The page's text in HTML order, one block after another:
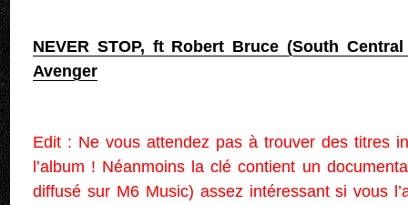
NEVER STOP, ft Robert Bruce (South
Avenger
Edit : Ne vous attendez pas à trouver des titres
l’album ! Néanmoins la clé contient un
diffusé sur M6 Music) assez intéressant si vous